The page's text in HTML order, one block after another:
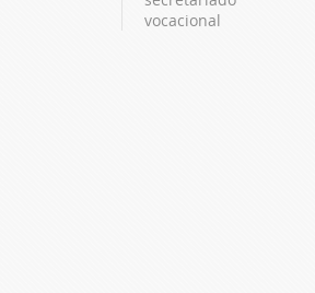
vocacional